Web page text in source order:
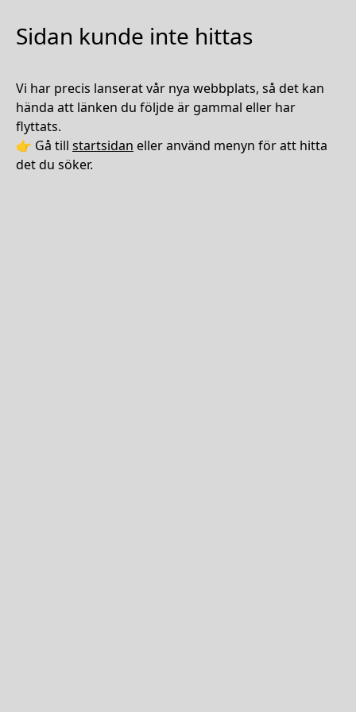
Sidan kunde inte hittas
Vi har precis lanserat vår nya webbplats, så det kan
hända att länken du följde är gammal eller har
flyttats.
👉 Gå till startsidan eller använd menyn för att hitta
det du söker.